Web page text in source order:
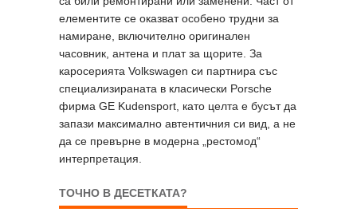
елементите се оказват особено трудни за
намиране, включително оригинален
часовник, антена и плат за щорите. За
каросерията Volkswagen си партнира със
специализираната в класически Porsche
фирма GE Kudensport, като целта е бусът да
запази максимално автентичния си вид, а не
да се превърне в модерна „рестомод“
интерпретация.
ТОЧНО В ДЕСЕТКАТА?